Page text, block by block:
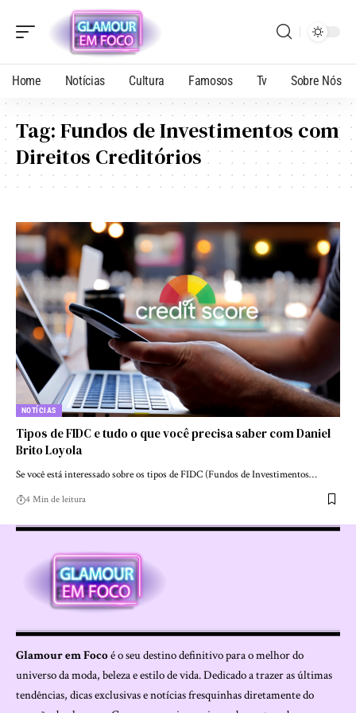
Home Notícias Cultura Famosos Tv Sobre Nós
Tag:Fundos de Investimentos com
Direitos Creditórios
NOTÍCIAS
Tipos de FIDC e tudo o que você precisa saber com Daniel
Brito Loyola
Se você está interessado sobre os tipos de FIDC (Fundos de Investimentos…
4 Min de leitura
Glamour em Focoé o seu destino definitivo para o melhor do
universo da moda, beleza e estilo de vida. Dedicado a trazer as últimas
tendências, dicas exclusivas e notícias fresquinhas diretamente do